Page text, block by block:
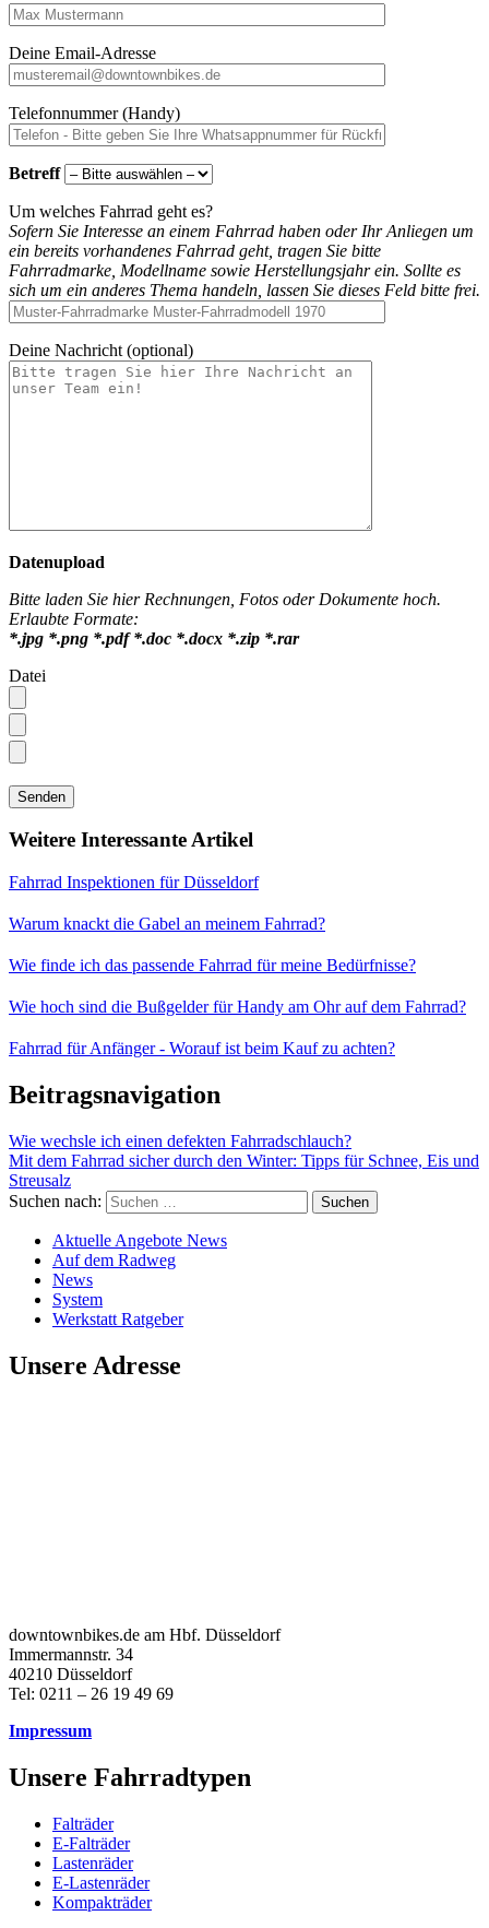
Deine Email-Adresse
Telefonnummer (Handy)
Betreff
Um welches Fahrrad geht es?
Sofern Sie Interesse an einem Fahrrad haben oder Ihr Anliegen um
ein bereits vorhandenes Fahrrad geht, tragen Sie bitte
Fahrradmarke, Modellname sowie Herstellungsjahr ein. Sollte es
sich um ein anderes Thema handeln, lassen Sie dieses Feld bitte frei.
Deine Nachricht (optional)
Datenupload
Bitte laden Sie hier Rechnungen, Fotos oder Dokumente hoch.
Erlaubte Formate:
*.jpg *.png *.pdf *.doc *.docx *.zip *.rar
Datei
Weitere Interessante Artikel
Fahrrad Inspektionen für Düsseldorf
Warum knackt die Gabel an meinem Fahrrad?
Wie finde ich das passende Fahrrad für meine Bedürfnisse?
Wie hoch sind die Bußgelder für Handy am Ohr auf dem Fahrrad?
Fahrrad für Anfänger - Worauf ist beim Kauf zu achten?
Beitragsnavigation
Wie wechsle ich einen defekten Fahrradschlauch?
Mit dem Fahrrad sicher durch den Winter: Tipps für Schnee, Eis und
Streusalz
Suchen nach:
Aktuelle Angebote News
Auf dem Radweg
News
System
Werkstatt Ratgeber
Unsere Adresse
downtownbikes.de am Hbf. Düsseldorf
Immermannstr. 34
40210 Düsseldorf
Tel: 0211 – 26 19 49 69
Impressum
Unsere Fahrradtypen
Falträder
E-Falträder
Lastenräder
E-Lastenräder
Kompakträder